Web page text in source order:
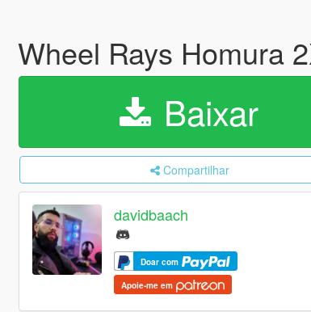
Wheel Rays Homura
Baixar
Compartilhar
davidbaach
Doar com
Apoie-me em